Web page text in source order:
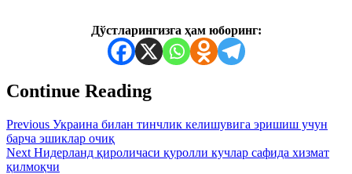
Дўстларингизга ҳам юборинг:
Continue Reading
Previous Украина билан тинчлик келишувига эришиш учун
барча эшиклар очиқ
Next Нидерланд қироличаси қуролли кучлар сафида хизмат
қилмоқчи